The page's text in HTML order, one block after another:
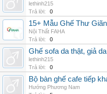
lethinh215
Trả lời:
0
15+ Mẫu Ghế Thư
Nội Thất FAHA
Trả lời:
0
Ghế sofa da thật, giả
lethinh215
Trả lời:
0
Bộ bàn ghế cafe tiếp
Hướng Phương Nam